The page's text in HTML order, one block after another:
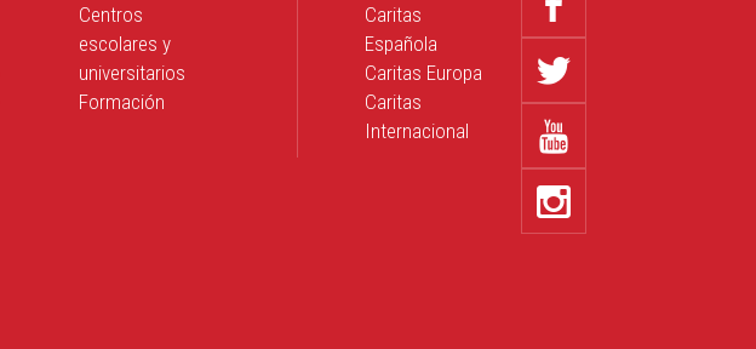
Centros
escolares y
universitarios
Formación
Caritas
Española
Caritas Europa
Caritas
Internacional